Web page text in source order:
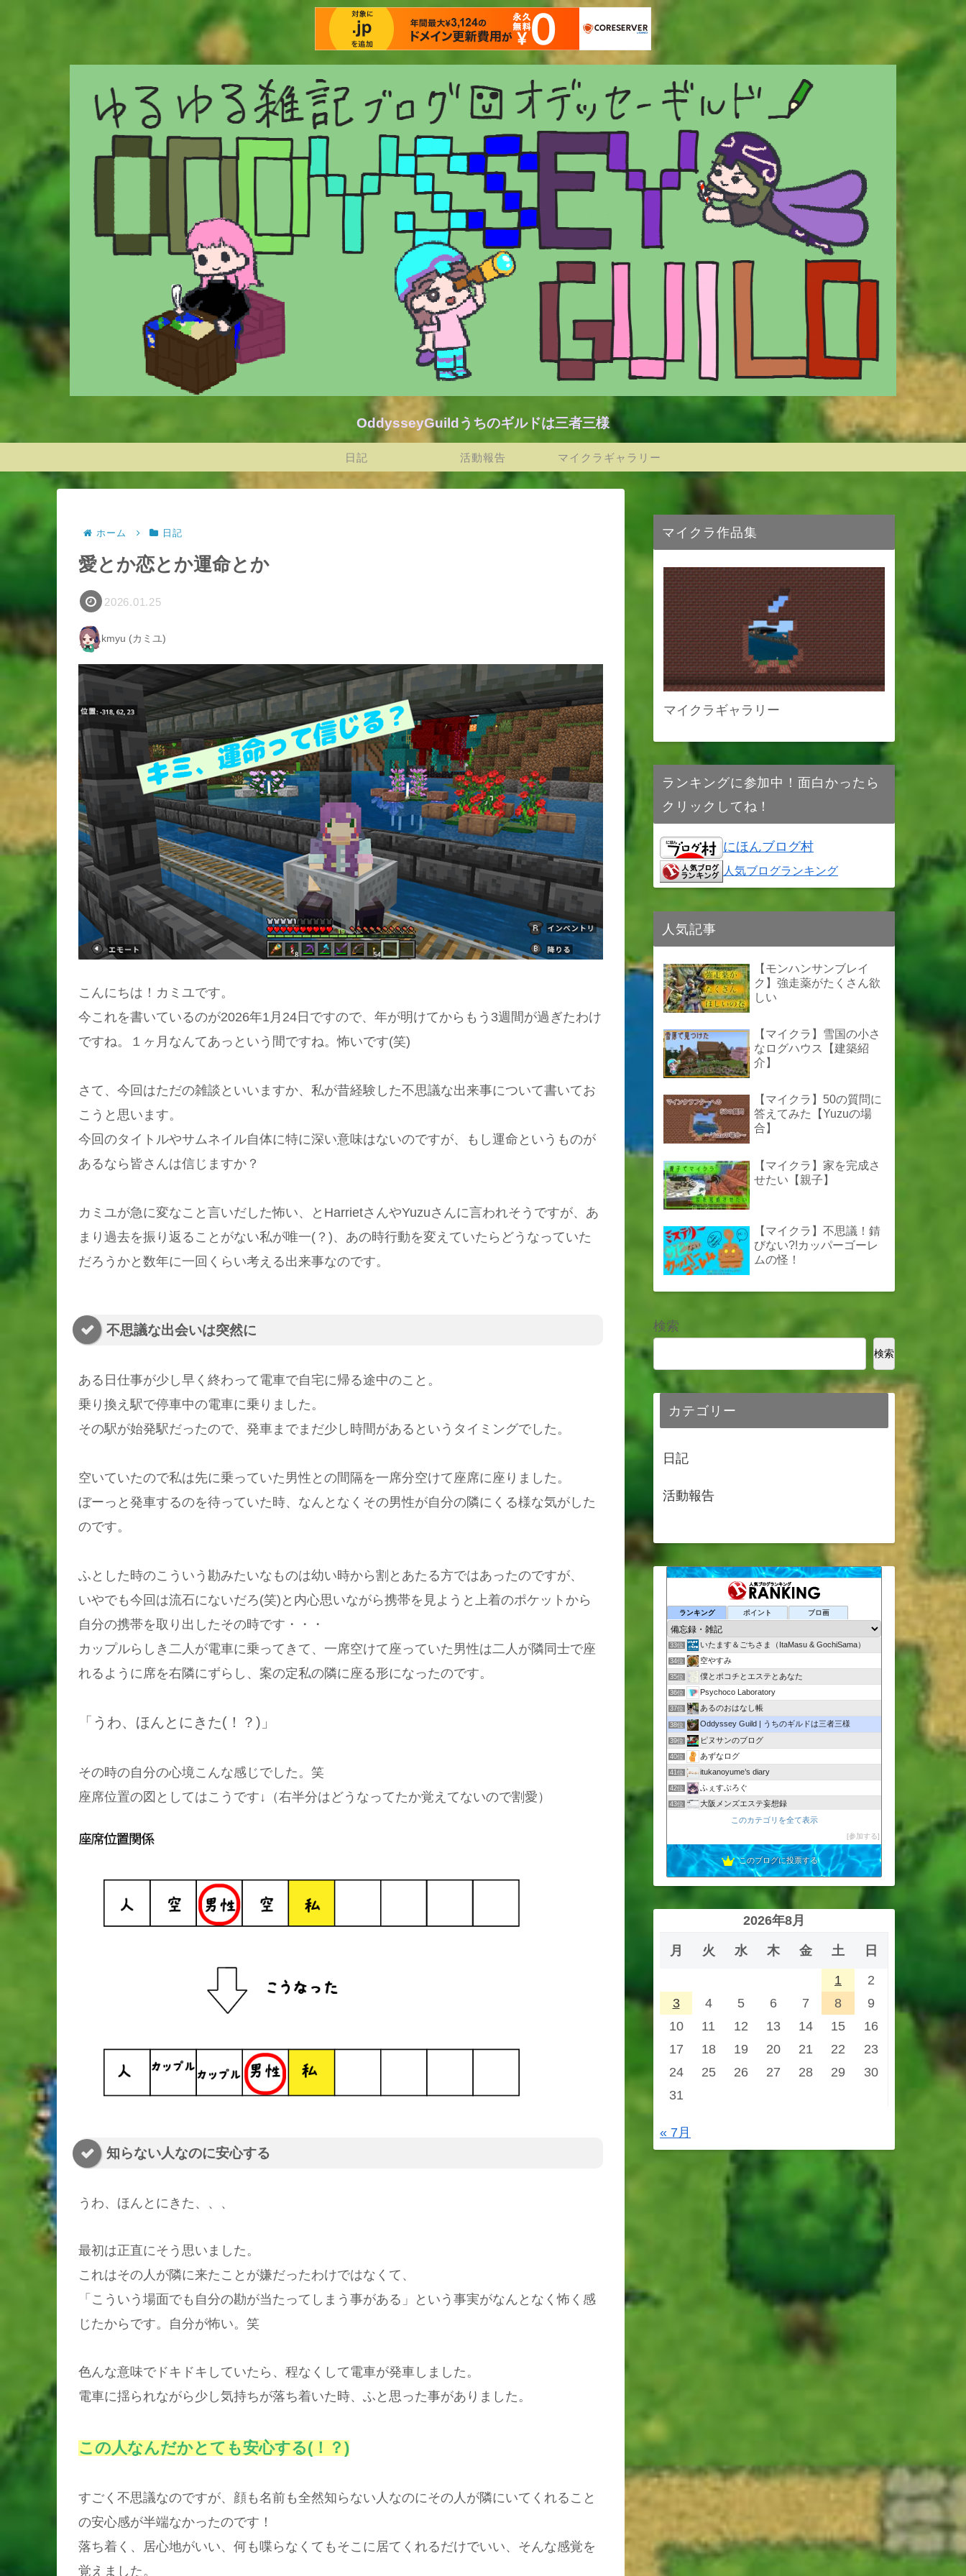
OddysseyGuildうちのギルドは三者三様
日記 活動報告 マイクラギャラリー
ホーム 日記
愛とか恋とか運命とか
2026.01.25
kmyu (カミユ)
こんにちは！カミユです。
今これを書いているのが2026年1月24日ですので、年が明けてからもう3週間が過ぎたわけ
ですね。１ヶ月なんてあっという間ですね。怖いです(笑)
さて、今回はただの雑談といいますか、私が昔経験した不思議な出来事について書いてお
こうと思います。
今回のタイトルやサムネイル自体に特に深い意味はないのですが、もし運命というものが
あるなら皆さんは信じますか？
カミユが急に変なこと言いだした怖い、とHarrietさんやYuzuさんに言われそうですが、あ
まり過去を振り返ることがない私が唯一(？)、あの時行動を変えていたらどうなっていた
だろうかと数年に一回くらい考える出来事なのです。
不思議な出会いは突然に
ある日仕事が少し早く終わって電車で自宅に帰る途中のこと。
乗り換え駅で停車中の電車に乗りました。
その駅が始発駅だったので、発車までまだ少し時間があるというタイミングでした。
空いていたので私は先に乗っていた男性との間隔を一席分空けて座席に座りました。
ぼーっと発車するのを待っていた時、なんとなくその男性が自分の隣にくる様な気がした
のです。
ふとした時のこういう勘みたいなものは幼い時から割とあたる方ではあったのですが、
いやでも今回は流石にないだろ(笑)と内心思いながら携帯を見ようと上着のポケットから
自分の携帯を取り出したその時です・・・
カップルらしき二人が電車に乗ってきて、一席空けて座っていた男性は二人が隣同士で座
れるように席を右隣にずらし、案の定私の隣に座る形になったのです。
「うわ、ほんとにきた(！？)」
その時の自分の心境こんな感じでした。笑
座席位置の図としてはこうです↓（右半分はどうなってたか覚えてないので割愛）
知らない人なのに安心する
うわ、ほんとにきた、、、
最初は正直にそう思いました。
これはその人が隣に来たことが嫌だったわけではなくて、
「こういう場面でも自分の勘が当たってしまう事がある」という事実がなんとなく怖く感
じたからです。自分が怖い。笑
色んな意味でドキドキしていたら、程なくして電車が発車しました。
電車に揺られながら少し気持ちが落ち着いた時、ふと思った事がありました。
この人なんだかとても安心する(！？)
すごく不思議なのですが、顔も名前も全然知らない人なのにその人が隣にいてくれること
の安心感が半端なかったのです！
落ち着く、居心地がいい、何も喋らなくてもそこに居てくれるだけでいい、そんな感覚を
覚えました。
マイクラ作品集
マイクラギャラリー
ランキングに参加中！面白かったら
クリックしてね！
にほんブログ村
人気ブログランキング
人気記事
【モンハンサンブレイ
ク】強走薬がたくさん欲
しい
【マイクラ】雪国の小さ
なログハウス【建築紹
介】
【マイクラ】50の質問に
答えてみた【Yuzuの場
合】
【マイクラ】家を完成さ
せたい【親子】
【マイクラ】不思議！錆
びない?!カッパーゴーレ
ムの怪！
検索
検索
カテゴリー
日記
活動報告
ランキング ポイント ブロ画
31位 マッキーBlog
32位 気まぐれ親父の雑記帳
33位 いたます＆ごちさま（ItaMasu & GochiSama）
34位 空やすみ
35位 僕とポコチとエステとあなた
36位 Psychoco Laboratory
37位 あるのおはなし帳
38位 Oddyssey Guild | うちのギルドは三者三様
39位 ピヌサンのブログ
40位 あずなログ
41位 itukanoyume’s diary
42位 ふぇすぶろぐ
43位 大阪メンズエステ妄想録
STUDIO KOKORONET | 工房 こころね
このカテゴリを全て表示
参加する
このブログに投票する
2026年8月
月 火 水 木 金 土 日
1
2
3
4 5 6 7 8
9
10
11 12 13 14 15
16
17
18 19 20 21 22
23
24
25 26 27 28 29
30
31
« 7月